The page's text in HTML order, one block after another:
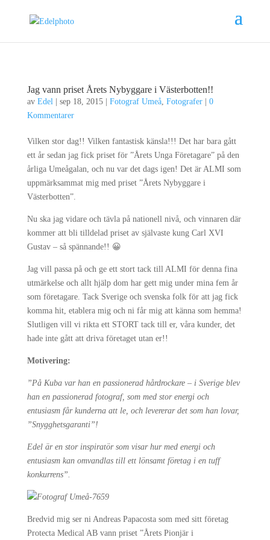
Jag vann priset Årets Nybyggare i Västerbotten!!
av Edel| sep 18, 2015| Fotograf Umeå, Fotografer| 0
Kommentarer
Vilken stor dag!! Vilken fantastisk känsla!!! Det har bara gått
ett år sedan jag fick priset för ”Årets Unga Företagare” på den
årliga Umeågalan, och nu var det dags igen! Det är ALMI som
uppmärksammat mig med priset ”Årets Nybyggare i
Västerbotten”.
Nu ska jag vidare och tävla på nationell nivå, och vinnaren där
kommer att bli tilldelad priset av självaste kung Carl XVI
Gustav – så spännande!! 😀
Jag vill passa på och ge ett stort tack till ALMI för denna fina
utmärkelse och allt hjälp dom har gett mig under mina fem år
som företagare. Tack Sverige och svenska folk för att jag fick
komma hit, etablera mig och ni får mig att känna som hemma!
Slutligen vill vi rikta ett STORT tack till er, våra kunder, det
hade inte gått att driva företaget utan er!!
Motivering:
”På Kuba var han en passionerad hårdrockare – i Sverige blev
han en passionerad fotograf, som med stor energi och
entusiasm får kunderna att le, och levererar det som han lovar,
”Snygghetsgaranti”!
Edel är en stor inspiratör som visar hur med energi och
entusiasm kan omvandlas till ett lönsamt företag i en tuff
konkurrens”.
Bredvid mig ser ni Andreas Papacosta som med sitt företag
Protecta Medical AB vann priset ”Årets Pionjär i